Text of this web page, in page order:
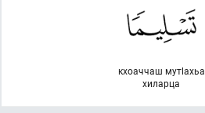
кхоаччаш мутlахьа
хиларца